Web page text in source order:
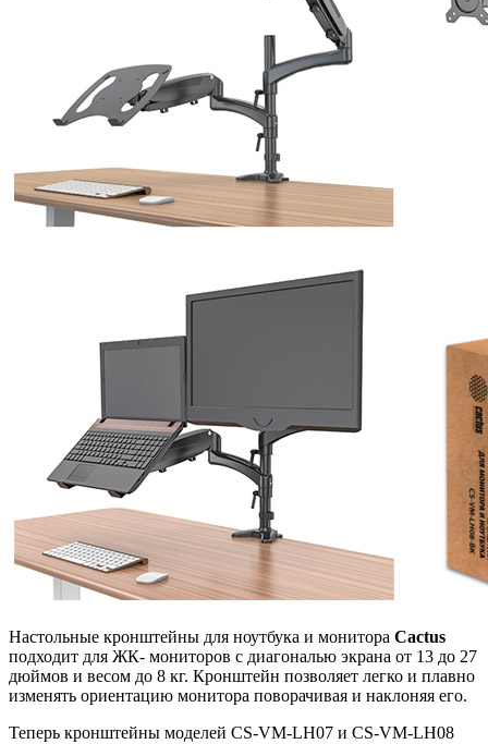
Настольные кронштейны для ноутбука и монитора Cactus
подходит для ЖК- мониторов с диагональю экрана от 13 до 27
дюймов и весом до 8 кг. Кронштейн позволяет легко и плавно
изменять ориентацию монитора поворачивая и наклоняя его.
Теперь кронштейны моделей CS-VM-LH07 и CS-VM-LH08